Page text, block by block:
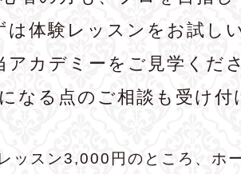
は体験レッスンをお試し
アカデミーをご見学くだ
なる点のご相談も受け付
ッスン3,000円のところ、ホ